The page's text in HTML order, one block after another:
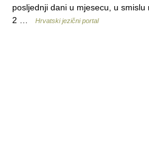
posljednji dani u mjesecu, u
2 …
Hrvatski jezični portal